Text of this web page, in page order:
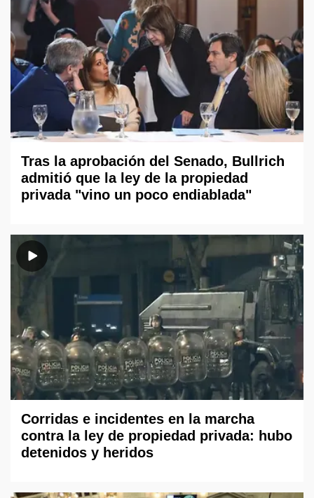
Tras la aprobación del Senado, Bullrich
admitió que la ley de la propiedad
privada "vino un poco endiablada"
Corridas e incidentes en la marcha
contra la ley de propiedad privada: hubo
detenidos y heridos